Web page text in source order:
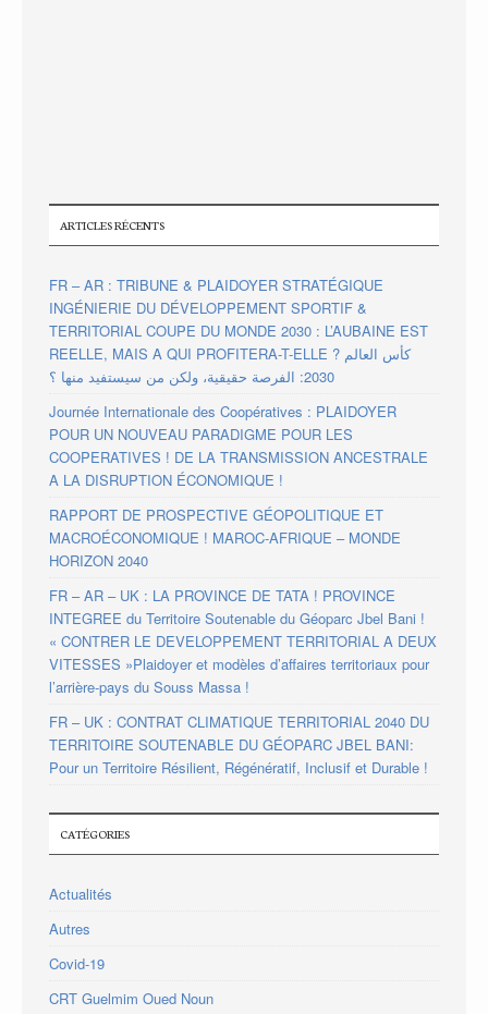
ARTICLES RÉCENTS
FR – AR : TRIBUNE & PLAIDOYER STRATÉGIQUE
INGÉNIERIE DU DÉVELOPPEMENT SPORTIF &
TERRITORIAL COUPE DU MONDE 2030 : L’AUBAINE EST
REELLE, MAIS A QUI PROFITERA-T-ELLE ? كأس العالم
2030: الفرصة حقيقية، ولكن من سيستفيد منها ؟
Journée Internationale des Coopératives : PLAIDOYER
POUR UN NOUVEAU PARADIGME POUR LES
COOPERATIVES ! DE LA TRANSMISSION ANCESTRALE
A LA DISRUPTION ÉCONOMIQUE !
RAPPORT DE PROSPECTIVE GÉOPOLITIQUE ET
MACROÉCONOMIQUE ! MAROC-AFRIQUE – MONDE
HORIZON 2040
FR – AR – UK : LA PROVINCE DE TATA ! PROVINCE
INTEGREE du Territoire Soutenable du Géoparc Jbel Bani !
« CONTRER LE DEVELOPPEMENT TERRITORIAL A DEUX
VITESSES »Plaidoyer et modèles d’affaires territoriaux pour
l’arrière-pays du Souss Massa !
FR – UK : CONTRAT CLIMATIQUE TERRITORIAL 2040 DU
TERRITOIRE SOUTENABLE DU GÉOPARC JBEL BANI:
Pour un Territoire Résilient, Régénératif, Inclusif et Durable !
CATÉGORIES
Actualités
Autres
Covid-19
CRT Guelmim Oued Noun